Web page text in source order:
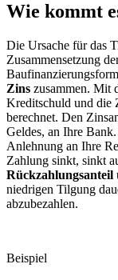
Wie kommt
Die Ursache für das
Zusammensetzung
Zins zusammen. Mit
Kreditschuld und die
berechnet. Den
Geldes, an Ihre
Anlehnung an Ihre
Zahlung sinkt, sinkt
Rückzahlungsanteil
niedrigen Tilgung
abzubezahlen.
Beispiel